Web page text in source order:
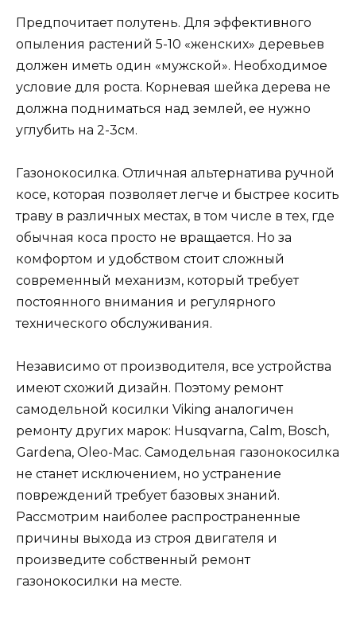
Предпочитает полутень. Для эффективного
опыления растений 5-10 «женских» деревьев
должен иметь один «мужской». Необходимое
условие для роста. Корневая шейка дерева не
должна подниматься над землей, ее нужно
углубить на 2-3см.
Газонокосилка. Отличная альтернатива ручной
косе, которая позволяет легче и быстрее косить
траву в различных местах, в том числе в тех, где
обычная коса просто не вращается. Но за
комфортом и удобством стоит сложный
современный механизм, который требует
постоянного внимания и регулярного
технического обслуживания.
Независимо от производителя, все устройства
имеют схожий дизайн. Поэтому ремонт
самодельной косилки Viking аналогичен
ремонту других марок: Husqvarna, Calm, Bosch,
Gardena, Oleo-Mac. Самодельная газонокосилка
не станет исключением, но устранение
повреждений требует базовых знаний.
Рассмотрим наиболее распространенные
причины выхода из строя двигателя и
произведите собственный ремонт
газонокосилки на месте.